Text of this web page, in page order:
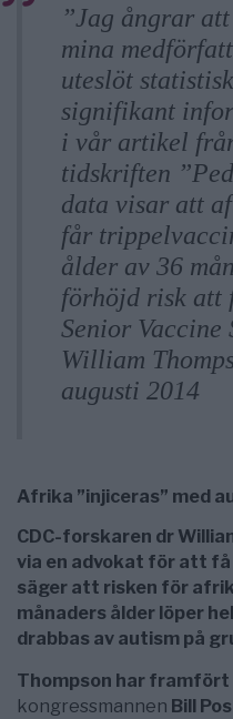
”Jag ångrar att jag och
mina
uteslöt
signifikant
i vår artikel
tidskriften
data visar att
får
ålder av 36
förhöjd risk att
Senior Vaccine
William
augusti 2014
Afrika ”injiceras” med
CDC-forskaren dr
via en advokat för att
säger att risken för
månaders ålder löper
drabbas av autism på
Thompson har framfört
kongressmannen Bill